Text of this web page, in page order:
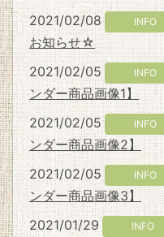
2021/02/08
INFO
お知らせ☆
2021/02/05
INFO
ンダー商品画像1】
2021/02/05
INFO
ンダー商品画像2】
2021/02/05
INFO
ンダー商品画像3】
2021/01/29
INFO